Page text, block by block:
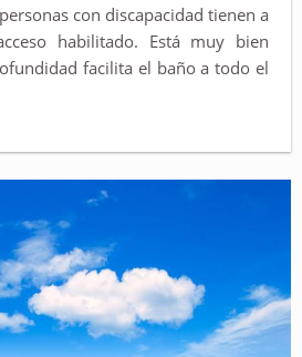
con discapacidad tienen a
habilitado. Está muy bien
facilita el baño a todo el